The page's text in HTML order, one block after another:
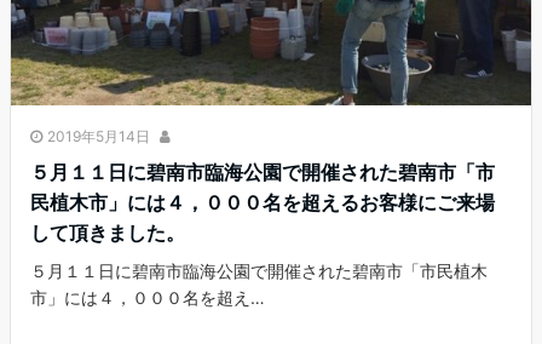
2019年5月14日
５月１１日に碧南市臨海公園で開催された碧南市「市
民植木市」には４，０００名を超えるお客様にご来場
して頂きました。
５月１１日に碧南市臨海公園で開催された碧南市「市民植木
市」には４，０００名を超え…